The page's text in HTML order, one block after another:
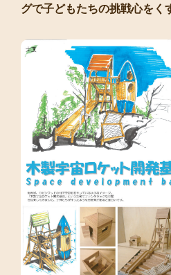
グで子どもたちの挑戦心をく